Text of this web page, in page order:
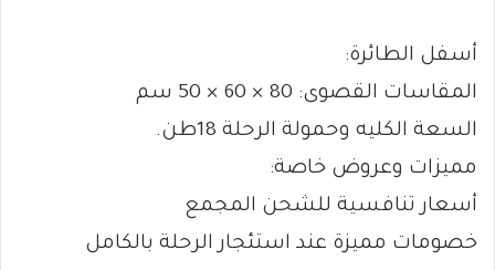
أسفل الطائرة:
المقاسات القصوى: 80 × 60 × 50 سم
السعة الكليه وحمولة الرحلة 18طن.
مميزات وعروض خاصة:
أسعار تنافسية للشحن المجمع
خصومات مميزة عند استئجار الرحلة بالكامل